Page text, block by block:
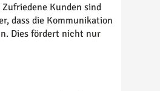
Kunden sind
dass die Kommunikation
Dies fördert nicht nur